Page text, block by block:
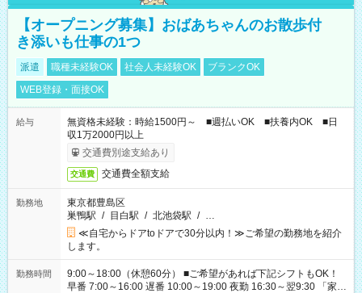
【オープニング募集】おばあちゃんのお散歩付
き添いも仕事の1つ
派遣 職種未経験OK 社会人未経験OK
ブランクOK
WEB登録・面接OK
給与
無資格未経験：時給1500円～ ■週払いOK ■扶養内OK ■日
収1万2000円以上
交通費別途支給あり
交通費 交通費全額支給
勤務地
東京都豊島区
巣鴨駅 / 目白駅 / 北池袋駅 / …
≪自宅からドアtoドアで30分以内！≫ご希望の勤務地を紹介
します。
勤務時間
9:00～18:00（休憩60分） ■ご希望があれば下記シフトもOK！
早番 7:00～16:00 遅番 10:00～19:00 夜勤 16:30～翌9:30 「家族